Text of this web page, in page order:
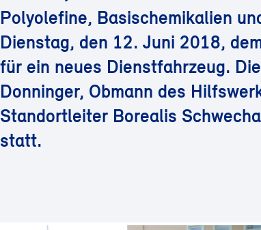
Polyolefine, Basischemikalien
Dienstag, den 12. Juni 2018,
für ein neues Dienstfahrzeug.
Donninger, Obmann des
Standortleiter Borealis
statt.